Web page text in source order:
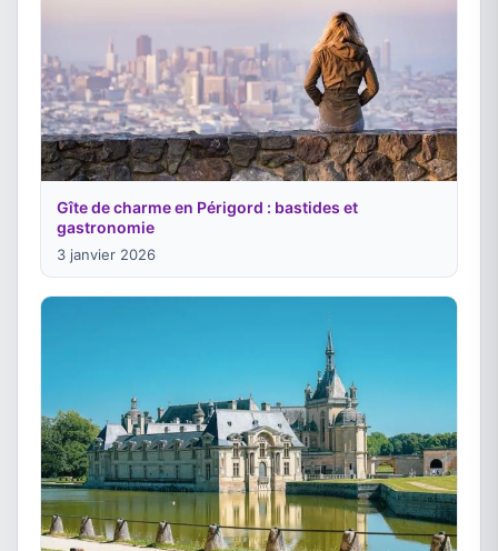
Gîte de charme en Périgord : bastides et
gastronomie
3 janvier 2026